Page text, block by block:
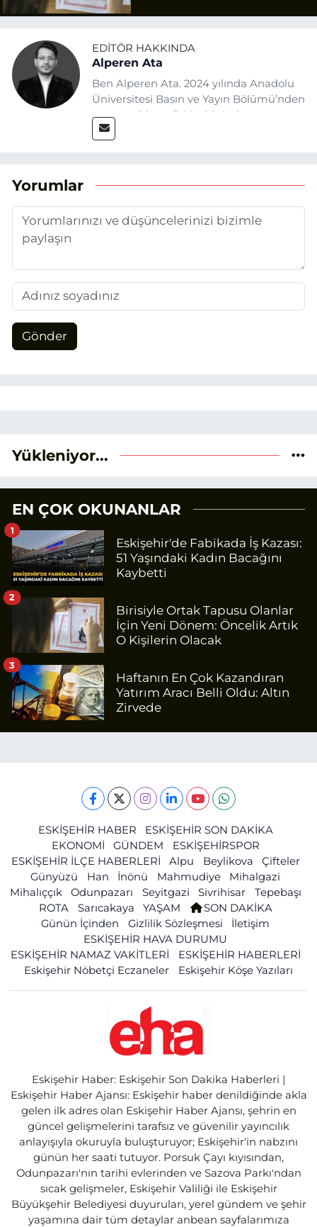
EDITÖR HAKKINDA
Alperen Ata
Ben Alperen Ata. 2024 yılında Anadolu
Üniversitesi Basın ve Yayın Bölümü’nden
mezun oldum. Eskişehir Haber
Ajansı’nda (EHA) muhabir ve editör
Yorumlar
Gönder
Yükleniyor...
EN ÇOK OKUNANLAR
Eskişehir'de Fabikada İş Kazası:
51 Yaşındaki Kadın Bacağını
Kaybetti
1
Birisiyle Ortak Tapusu Olanlar
İçin Yeni Dönem: Öncelik Artık
O Kişilerin Olacak
2
Haftanın En Çok Kazandıran
Yatırım Aracı Belli Oldu: Altın
Zirvede
3
ESKİŞEHİR HABER
ESKİŞEHİR SON DAKİKA
EKONOMİ
GÜNDEM
ESKİŞEHİRSPOR
ESKİŞEHİR İLÇE HABERLERİ
Alpu Beylikova
Çifteler
Günyüzü
Han İnönü Mahmudiye
Mihalgazi
Mihalıççık
Odunpazarı Seyitgazi Sivrihisar
Tepebaşı
ROTA
Sarıcakaya YAŞAM
SON DAKİKA
Günün İçinden
Gizlilik Sözleşmesi
İletişim
ESKİŞEHİR HAVA DURUMU
ESKİŞEHİR NAMAZ VAKİTLERİ
ESKİŞEHİR HABERLERİ
Eskişehir Nöbetçi Eczaneler
Eskişehir Köşe Yazıları
Eskişehir Haber: Eskişehir Son Dakika Haberleri |
Eskişehir Haber Ajansı: Eskişehir haber denildiğinde akla
gelen ilk adres olan Eskişehir Haber Ajansı, şehrin en
güncel gelişmelerini tarafsız ve güvenilir yayıncılık
anlayışıyla okuruyla buluşturuyor; Eskişehir'in nabzını
günün her saati tutuyor. Porsuk Çayı kıyısından,
Odunpazarı'nın tarihi evlerinden ve Sazova Parkı'ndan
sıcak gelişmeler, Eskişehir Valiliği ile Eskişehir
Büyükşehir Belediyesi duyuruları, yerel gündem ve şehir
yaşamına dair tüm detaylar anbean sayfalarımıza